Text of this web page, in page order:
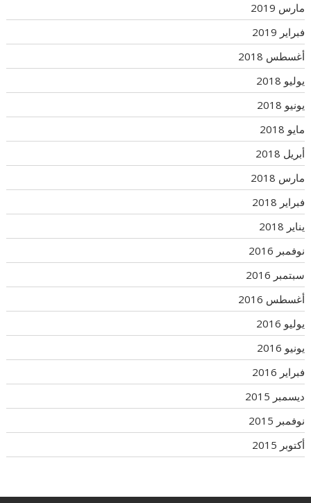
مارس 2019
فبراير 2019
أغسطس 2018
يوليو 2018
يونيو 2018
مايو 2018
أبريل 2018
مارس 2018
فبراير 2018
يناير 2018
نوفمبر 2016
سبتمبر 2016
أغسطس 2016
يوليو 2016
يونيو 2016
فبراير 2016
ديسمبر 2015
نوفمبر 2015
أكتوبر 2015